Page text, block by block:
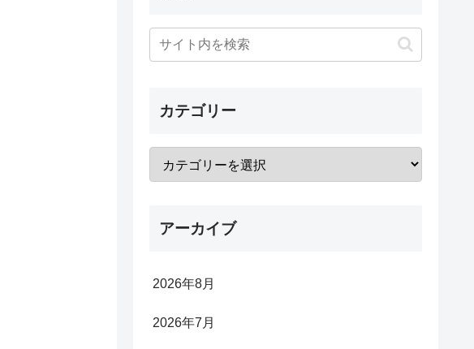
カテゴリー
アーカイブ
2026年8月
2026年7月